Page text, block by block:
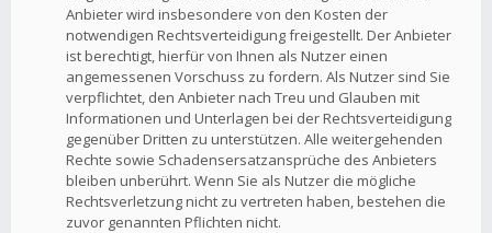
Anbieter wird insbesondere von den Kosten der
notwendigen Rechtsverteidigung freigestellt. Der Anbieter
ist berechtigt, hierfür von Ihnen als Nutzer einen
angemessenen Vorschuss zu fordern. Als Nutzer sind Sie
verpflichtet, den Anbieter nach Treu und Glauben mit
Informationen und Unterlagen bei der Rechtsverteidigung
gegenüber Dritten zu unterstützen. Alle weitergehenden
Rechte sowie Schadensersatzansprüche des Anbieters
bleiben unberührt. Wenn Sie als Nutzer die mögliche
Rechtsverletzung nicht zu vertreten haben, bestehen die
zuvor genannten Pflichten nicht.